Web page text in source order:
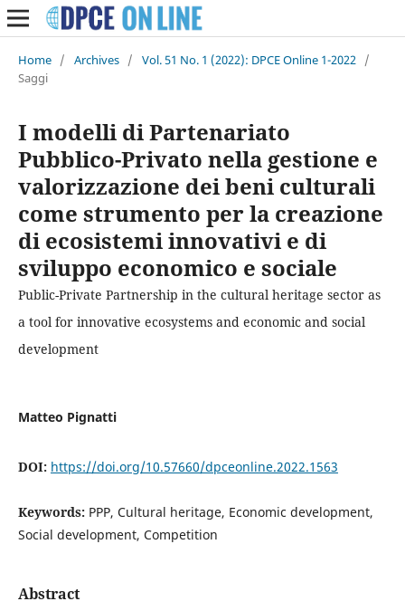
Home / Archives / Vol. 51 No. 1 (2022): DPCE Online 1-2022 /
Saggi
I modelli di Partenariato
Pubblico-Privato nella gestione e
valorizzazione dei beni culturali
come strumento per la creazione
di ecosistemi innovativi e di
sviluppo economico e sociale
Public-Private Partnership in the cultural heritage sector as
a tool for innovative ecosystems and economic and social
development
Matteo Pignatti
DOI: https://doi.org/10.57660/dpceonline.2022.1563
Keywords: PPP, Cultural heritage, Economic development,
Social development, Competition
Abstract